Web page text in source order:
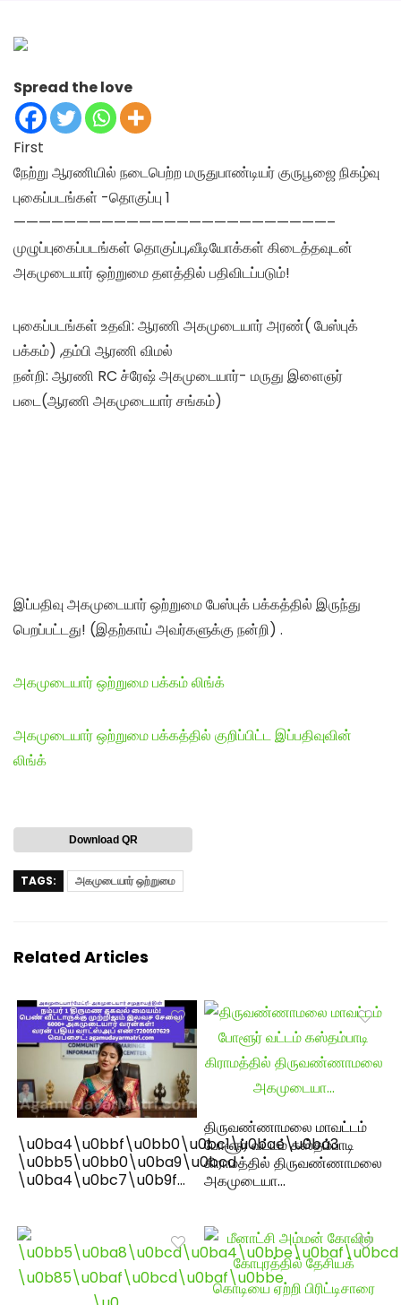
Spread the love
First
நேற்று ஆரணியில் நடைபெற்ற மருதுபாண்டியர் குருபூஜை நிகழ்வு
புகைப்படங்கள் -தொகுப்பு 1
—————————————————————————–
முழுப்புகைப்படங்கள் தொகுப்பு,வீடியோக்கள் கிடைத்தவுடன்
அகமுடையார் ஒற்றுமை தளத்தில் பதிவிடப்படும்!
புகைப்படங்கள் உதவி: ஆரணி அகமுடையார் அரண்( பேஸ்புக்
பக்கம்) ,தம்பி ஆரணி விமல்
நன்றி: ஆரணி RC ச்ரேஷ் அகமுடையார்- மருது இளைஞர்
படை(ஆரணி அகமுடையார் சங்கம்)
இப்பதிவு அகமுடையார் ஒற்றுமை பேஸ்புக் பக்கத்தில் இருந்து
பெறப்பட்டது! (இதற்காய் அவர்களுக்கு நன்றி) .
அகமுடையார் ஒற்றுமை பக்கம் லிங்க்
அகமுடையார் ஒற்றுமை பக்கத்தில் குறிப்பிட்ட இப்பதிவுவின்
லிங்க்
Download QR
TAGS: அகமுடையார் ஒற்றுமை
Related Articles
\u0ba4\u0bbf\u0bb0\u0bc1\u0bae\u0ba3
\u0bb5\u0bb0\u0ba9\u0bcd
\u0ba4\u0bc7\u0b9f…
திருவண்ணாமலை மாவட்டம்
போளூர் வட்டம் கஸ்தம்பாடி
கிராமத்தில் திருவண்ணாமலை
அகமுடையா…